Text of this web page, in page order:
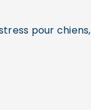
pour chiens,